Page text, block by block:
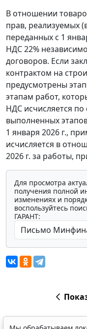
В отношении
прав, реализуемых
переданных с 1
НДС 22%
договоров. Если
контрактом на
предусмотрены
этапам работ,
НДС исчисляется по
выполненных
1 января 2026 г.,
исчисляется в
2026 г. за работы,
Для просмотра
получения полной
изменениях и
воспользуйтесь
ГАРАНТ: